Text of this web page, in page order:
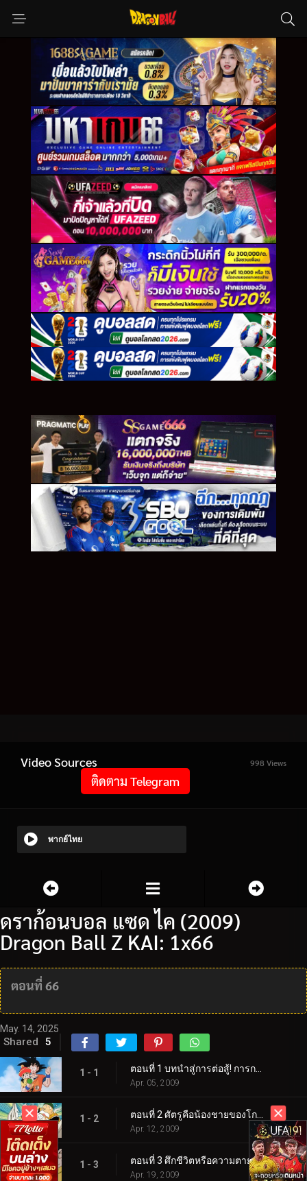
Video Sources 998 Views
ติดตาม Telegram
พากย์ไทย
ดราก้อนบอล แซด ไค (2009)
Dragon Ball Z KAI: 1x66
ตอนที่ 66
May. 14, 2025
Shared 5
1 - 1
Apr. 05, 2009
1 - 2
Apr. 12, 2009
1 - 3 ตอนที่ 3 ศึกชีวิตหรือความตาย! การโจมตีอย่างสิ้นหวังของโกคูและพิคโคโล่!
Apr. 19, 2009